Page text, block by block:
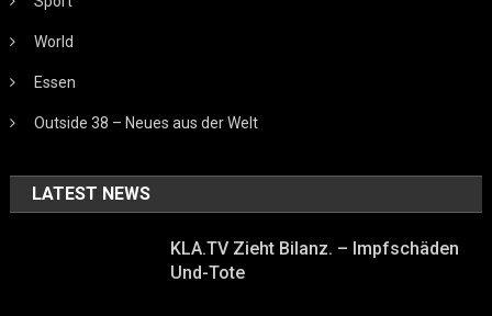
World
Essen
Outside 38 – Neues aus der Welt
LATEST NEWS
KLA.TV Zieht Bilanz. – Impfschäden
Und-Tote